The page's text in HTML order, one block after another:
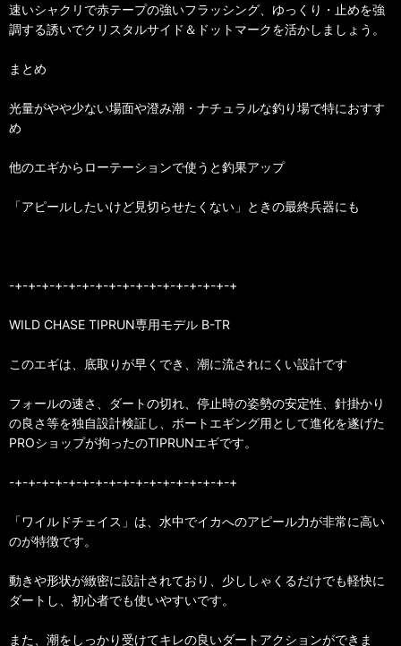
速いシャクリで赤テープの強いフラッシング、ゆっくり・止めを強
調する誘いでクリスタルサイド＆ドットマークを活かしましょう。
まとめ
光量がやや少ない場面や澄み潮・ナチュラルな釣り場で特におすす
め
他のエギからローテーションで使うと釣果アップ
「アピールしたいけど見切らせたくない」ときの最終兵器にも
-+-+-+-+-+-+-+-+-+-+-+-+-+-+-+-+-+
WILD CHASE TIPRUN専用モデル B-TR
このエギは、底取りが早くでき、潮に流されにくい設計です
フォールの速さ、ダートの切れ、停止時の姿勢の安定性、針掛かり
の良さ等を独自設計検証し、ボートエギング用として進化を遂げた
PROショップが拘ったのTIPRUNエギです。
-+-+-+-+-+-+-+-+-+-+-+-+-+-+-+-+-+
「ワイルドチェイス」は、水中でイカへのアピール力が非常に高い
のが特徴です。
動きや形状が緻密に設計されており、少ししゃくるだけでも軽快に
ダートし、初心者でも使いやすいです。
また、潮をしっかり受けてキレの良いダートアクションができま